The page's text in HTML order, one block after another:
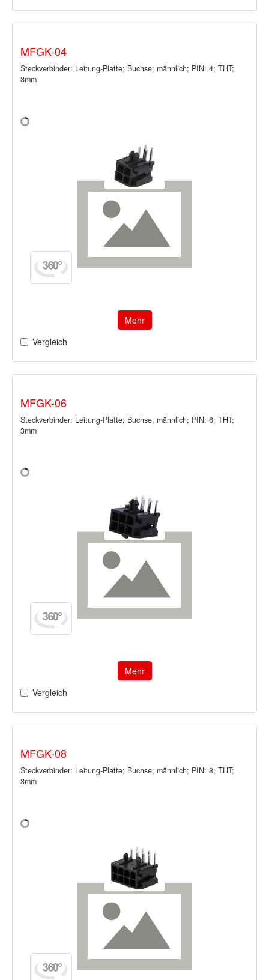
MFGK-04
Steckverbinder: Leitung-Platte; Buchse; männlich; PIN: 4; THT;
3mm
Mehr
Vergleich
MFGK-06
Steckverbinder: Leitung-Platte; Buchse; männlich; PIN: 6; THT;
3mm
Mehr
Vergleich
MFGK-08
Steckverbinder: Leitung-Platte; Buchse; männlich; PIN: 8; THT;
3mm